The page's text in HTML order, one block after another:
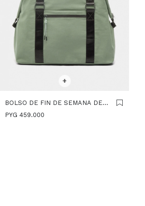
+
BOLSO DE FIN DE SEMANA DE
NYLON - VERDE
PYG 459.000